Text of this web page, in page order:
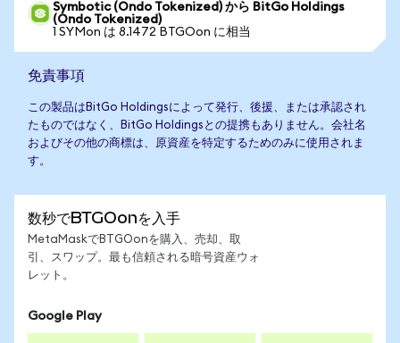
Symbotic (Ondo Tokenized) から BitGo Holdings
(Ondo Tokenized)
1 SYMon は 8.1472 BTGOon に相当
免責事項
この製品はBitGo Holdingsによって発行、後援、または承認され
たものではなく、BitGo Holdingsとの提携もありません。会社名
およびその他の商標は、原資産を特定するためのみに使用されま
す。
数秒でBTGOonを入手
MetaMaskでBTGOonを購入、売却、取
引、スワップ。最も信頼される暗号資産ウォ
レット。
Google Play